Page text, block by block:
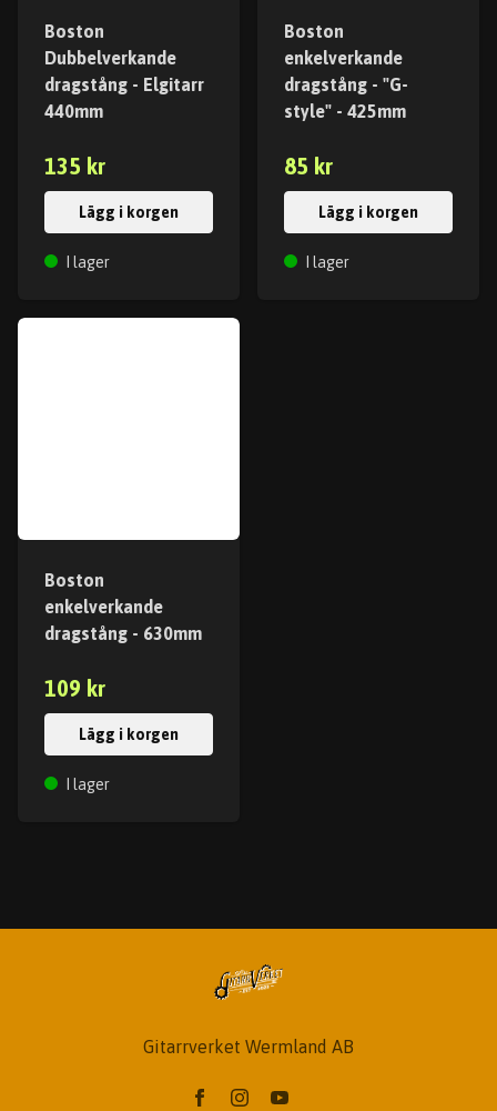
Boston
Dubbelverkande
dragstång - Elgitarr
440mm
135 kr
Lägg i korgen
I lager
Boston
enkelverkande
dragstång - "G-
style" - 425mm
85 kr
Lägg i korgen
I lager
Boston
enkelverkande
dragstång - 630mm
109 kr
Lägg i korgen
I lager
Gitarrverket Wermland AB